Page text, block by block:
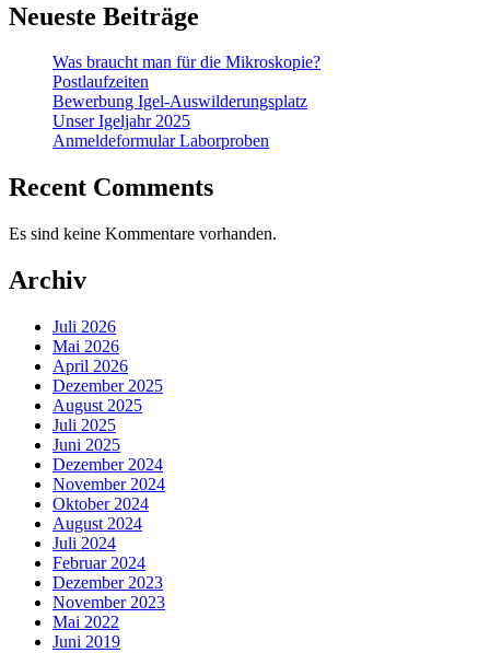
Neueste Beiträge
Was braucht man für die Mikroskopie?
Postlaufzeiten
Bewerbung Igel-Auswilderungsplatz
Unser Igeljahr 2025
Anmeldeformular Laborproben
Recent Comments
Es sind keine Kommentare vorhanden.
Archiv
Juli 2026
Mai 2026
April 2026
Dezember 2025
August 2025
Juli 2025
Juni 2025
Dezember 2024
November 2024
Oktober 2024
August 2024
Juli 2024
Februar 2024
Dezember 2023
November 2023
Mai 2022
Juni 2019